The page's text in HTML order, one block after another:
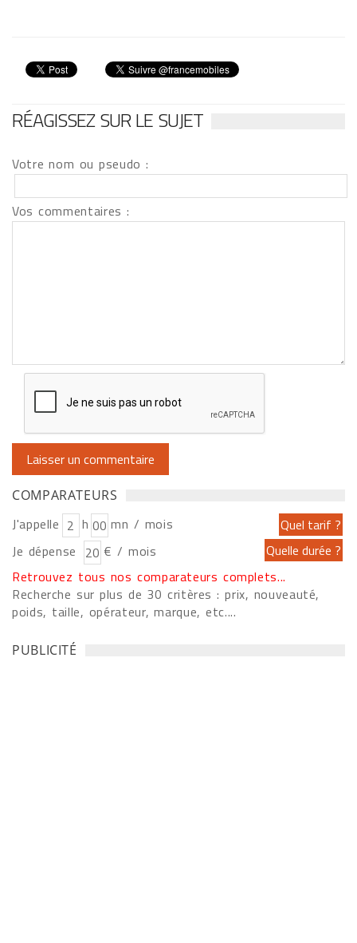
RÉAGISSEZ SUR LE SUJET
Votre nom ou pseudo :
Vos commentaires :
COMPARATEURS
J'appelle h
mn / mois
Je dépense
€ / mois
Retrouvez tous nos comparateurs complets...
Recherche sur plus de 30 critères : prix, nouveauté,
poids, taille, opérateur, marque, etc....
PUBLICITÉ